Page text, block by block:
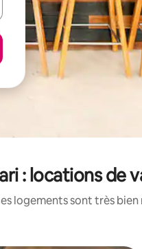
: locations de
logements sont très